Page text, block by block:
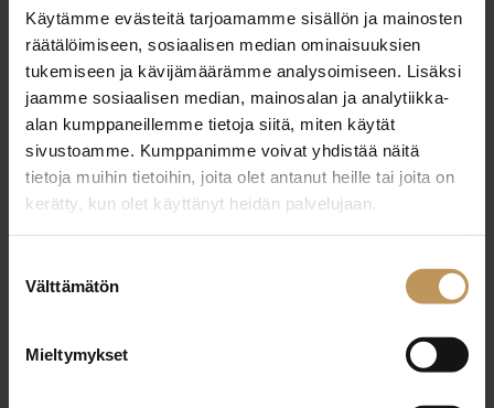
Käytämme evästeitä tarjoamamme sisällön ja mainosten
räätälöimiseen, sosiaalisen median ominaisuuksien
tukemiseen ja kävijämäärämme analysoimiseen. Lisäksi
jaamme sosiaalisen median, mainosalan ja analytiikka-
alan kumppaneillemme tietoja siitä, miten käytät
sivustoamme. Kumppanimme voivat yhdistää näitä
tietoja muihin tietoihin, joita olet antanut heille tai joita on
kerätty, kun olet käyttänyt heidän palvelujaan.
valinta
Välttämätön
Mieltymykset
25.3.2025
Janette Lehtosaari
Lue artikkeli